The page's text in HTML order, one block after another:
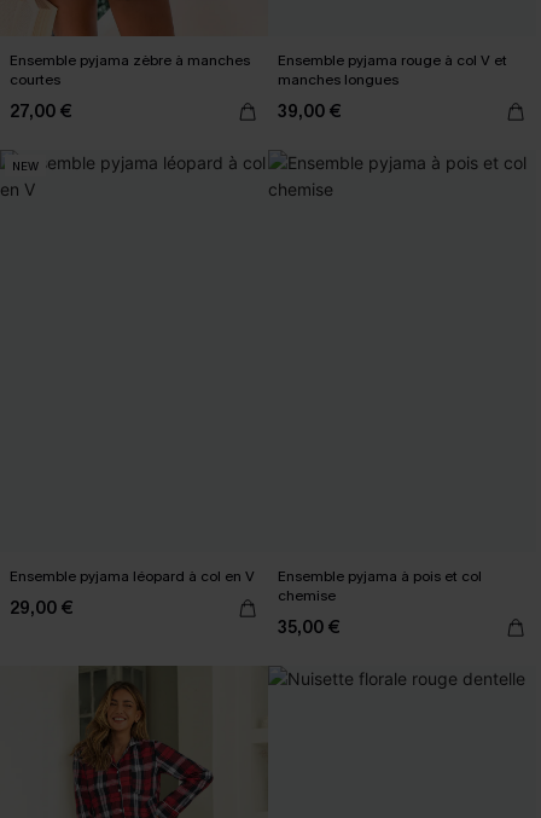
Ensemble pyjama zèbre à manches
courtes
27,00 €
Ensemble pyjama rouge à col V et
manches longues
39,00 €
NEW
Ensemble pyjama léopard à col en V
29,00 €
Ensemble pyjama à pois et col
chemise
35,00 €